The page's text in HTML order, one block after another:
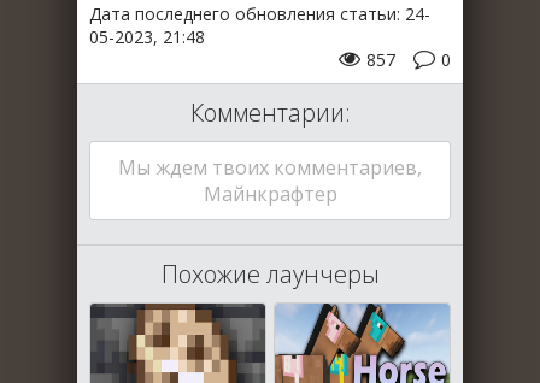
Дата последнего обновления статьи: 24-
05-2023, 21:48
0
857
Комментарии:
Мы ждем твоих комментариев,
Майнкрафтер
Похожие лаунчеры